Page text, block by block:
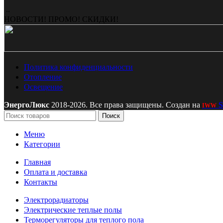
НОВОСТИ! ПРОМО! СКИДКИ!
Политика конфиденциальности
Отопление
Освещение
ЭнергоЛюкс 2018-2026. Все права защищены. Создан на IWW
Поиск
Меню
Категории
Главная
Оплата и доставка
Контакты
Электрорадиаторы
Электрические теплые полы
Терморегуляторы для теплого пола